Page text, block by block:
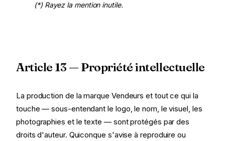
(*) Rayez la mention inutile.
Article 13 — Propriété intellectuelle
La production de la marque Vendeurs et tout ce qui la
touche — sous-entendant le logo, le nom, le visuel, les
photographies et le texte — sont protégés par des
droits d'auteur. Quiconque s'avise à reproduire ou